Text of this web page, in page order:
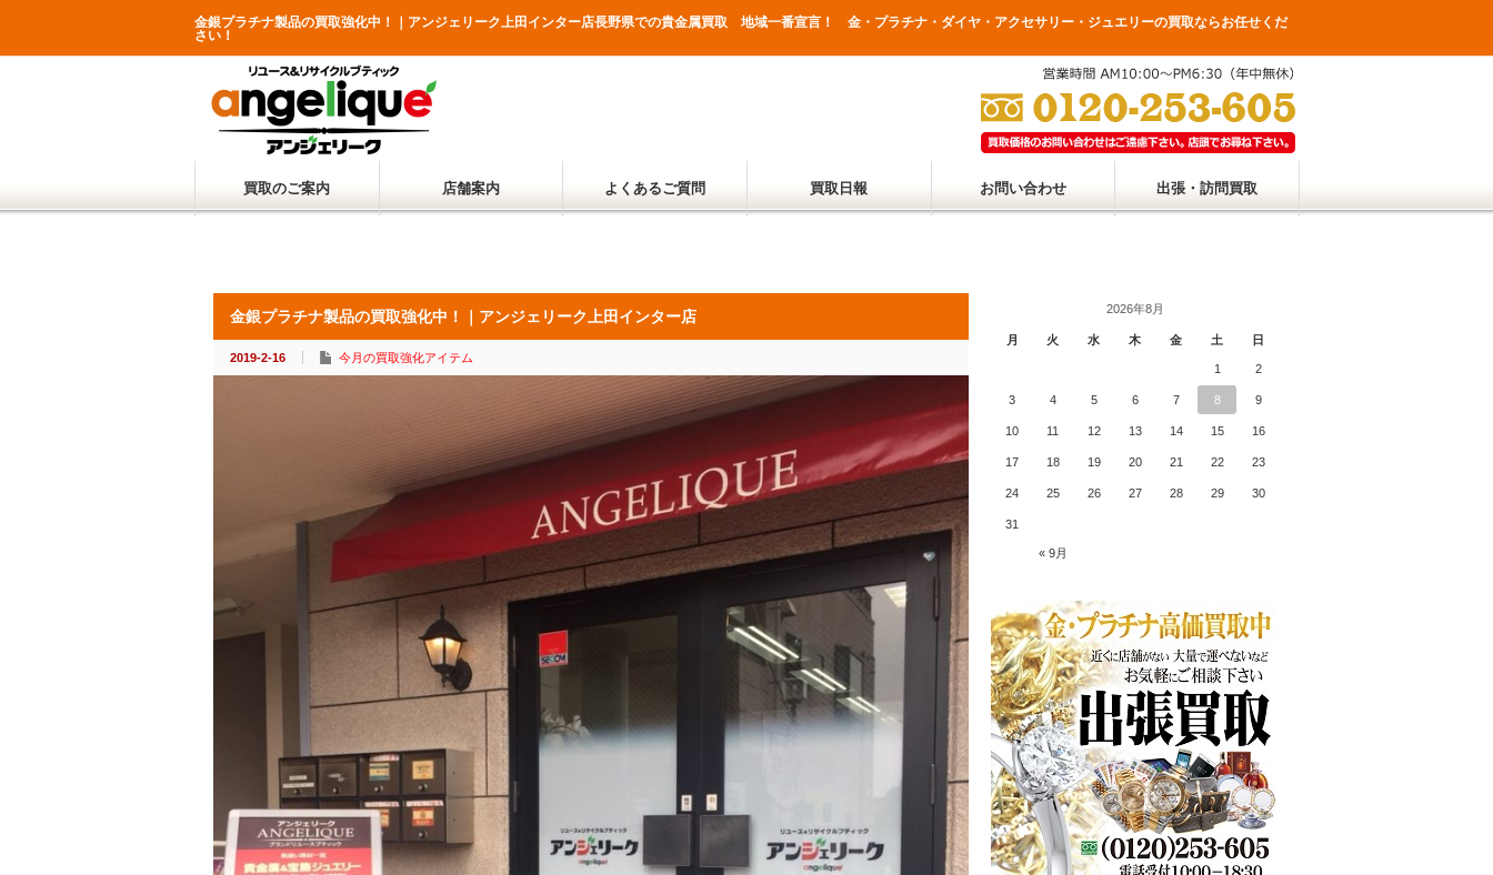
金銀プラチナ製品の買取強化中！｜アンジェリーク上田インター店長野県での貴金属買取 地域一番宣言！ 金・プラチナ・ダイヤ・アクセサリー・ジュエリーの買取ならお任せくだ
さい！
買取のご案内 店舗案内 よくあるご質問 買取日報 お問い合わせ 出張・訪問買取
金銀プラチナ製品の買取強化中！｜アンジェリーク上田インター店
2019-2-16 今月の買取強化アイテム
2026年8月
月 火 水 木 金 土 日
« 9月
1 2
3 4 5 6 7 8 9
10 11 12 13 14 15 16
17 18 19 20 21 22 23
24 25 26 27 28 29 30
31